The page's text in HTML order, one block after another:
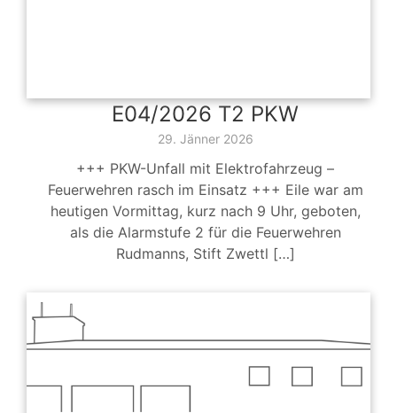
E04/2026 T2 PKW
29. Jänner 2026
+++ PKW-Unfall mit Elektrofahrzeug –
Feuerwehren rasch im Einsatz +++ Eile war am
heutigen Vormittag, kurz nach 9 Uhr, geboten,
als die Alarmstufe 2 für die Feuerwehren
Rudmanns, Stift Zwettl […]